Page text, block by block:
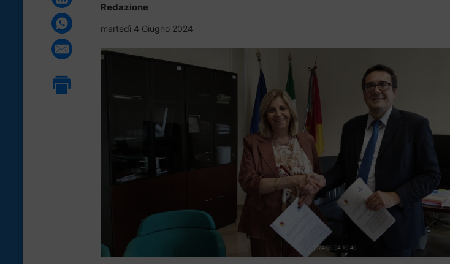
Redazione
martedì 4 Giugno 2024